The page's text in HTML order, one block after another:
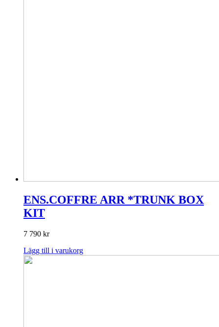
ENS.COFFRE ARR *TRUNK BOX
KIT
7 790 kr
Lägg till i varukorg